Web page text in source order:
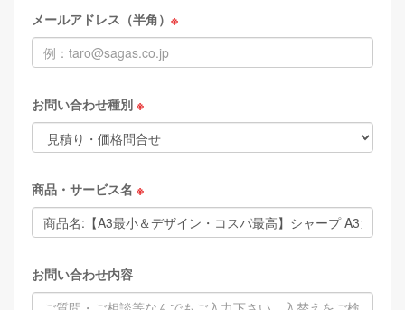
メールアドレス（半角） ※
お問い合わせ種別 ※
商品・サービス名 ※
お問い合わせ内容